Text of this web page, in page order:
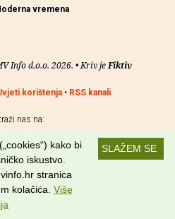
vremena
Info d.o.o. 2026. • Kriv jeFiktiv
korištenja• RSS kanali
nas na:
SLAŽEM SE
kako bi
iskustvo.
stranica
kolačića. Više